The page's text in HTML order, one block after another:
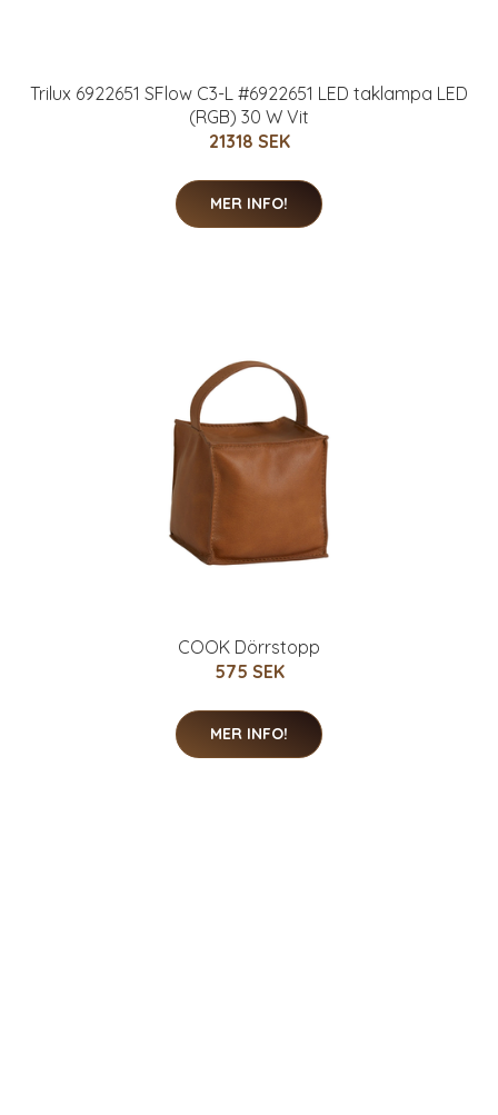
Trilux 6922651 SFlow C3-L #6922651 LED taklampa LED
(RGB) 30 W Vit
21318 SEK
MER INFO!
COOK Dörrstopp
575 SEK
MER INFO!